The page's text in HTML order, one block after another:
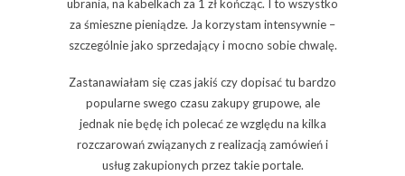
ubrania, na kabelkach za 1 zł kończąc. I to wszystko
za śmieszne pieniądze. Ja korzystam intensywnie –
szczególnie jako sprzedający i mocno sobie chwalę.
Zastanawiałam się czas jakiś czy dopisać tu bardzo
popularne swego czasu zakupy grupowe, ale
jednak nie będę ich polecać ze względu na kilka
rozczarowań związanych z realizacją zamówień i
usług zakupionych przez takie portale.